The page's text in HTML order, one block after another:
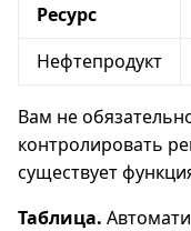
Ресурс
Нефтепродукт
Вам не
контролировать
существует
Таблица.